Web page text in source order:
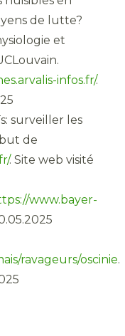
de lutte?
et
infos.fr/.
surveiller les
de
. Site web visité
www.bayer-
ravageurs/oscinie.